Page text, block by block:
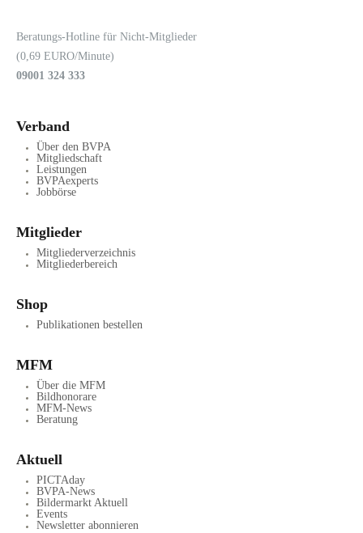
Beratungs-Hotline für Nicht-Mitglieder
(0,69 EURO/Minute)
09001 324 333
Verband
Über den BVPA
Mitgliedschaft
Leistungen
BVPAexperts
Jobbörse
Mitglieder
Mitgliederverzeichnis
Mitgliederbereich
Shop
Publikationen bestellen
MFM
Über die MFM
Bildhonorare
MFM-News
Beratung
Aktuell
PICTAday
BVPA-News
Bildermarkt Aktuell
Events
Newsletter abonnieren